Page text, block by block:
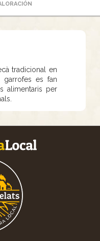
tradicional en
garrofes es fan
alimentaris per